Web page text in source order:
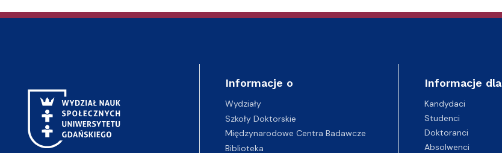
Informacje o
Wydziały
Szkoły Doktorskie
Międzynarodowe Centra Badawcze
Biblioteka
Informacje dla
Kandydaci
Studenci
Doktoranci
Absolwenci